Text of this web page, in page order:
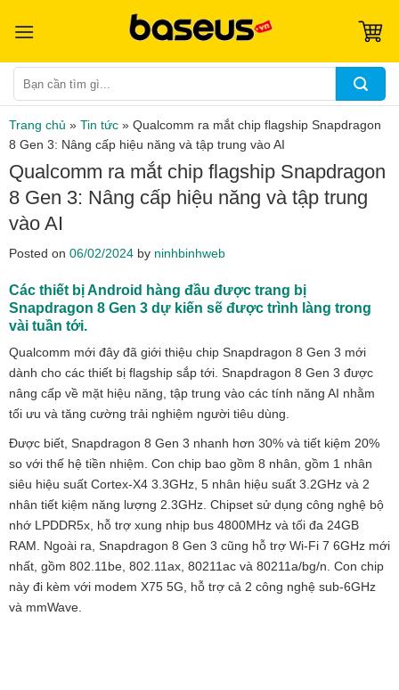
kiếm:
Trang chủ » Tin tức » Qualcomm ra mắt chip flagship Snapdragon
8 Gen 3: Nâng cấp hiệu năng và tập trung vào AI
Qualcomm ra mắt chip flagship Snapdragon
8 Gen 3: Nâng cấp hiệu năng và tập trung
vào AI
Posted on 06/02/2024 by ninhbinhweb
Các thiết bị Android hàng đầu được trang bị
Snapdragon 8 Gen 3 dự kiến sẽ được trình làng trong
vài tuần tới.
Qualcomm mới đây đã giới thiệu chip Snapdragon 8 Gen 3 mới
dành cho các thiết bị flagship sắp tới. Snapdragon 8 Gen 3 được
nâng cấp về mặt hiệu năng, tập trung vào các tính năng AI nhằm
tối ưu và tăng cường trải nghiệm người tiêu dùng.
Được biết, Snapdragon 8 Gen 3 nhanh hơn 30% và tiết kiệm 20%
so với thế hệ tiền nhiệm. Con chip bao gồm 8 nhân, gồm 1 nhân
siêu hiệu suất Cortex-X4 3.3GHz, 5 nhân hiệu suất 3.2GHz và 2
nhân tiết kiệm năng lượng 2.3GHz. Chipset sử dụng công nghệ bộ
nhớ LPDDR5x, hỗ trợ xung nhịp bus 4800MHz và tối đa 24GB
RAM. Ngoài ra, Snapdragon 8 Gen 3 cũng hỗ trợ Wi-Fi 7 6GHz mới
nhất, gồm 802.11be, 802.11ax, 80211ac và 80211a/bg/n. Con chip
này đi kèm với modem X75 5G, hỗ trợ cả 2 công nghệ sub-6GHz
và mmWave.